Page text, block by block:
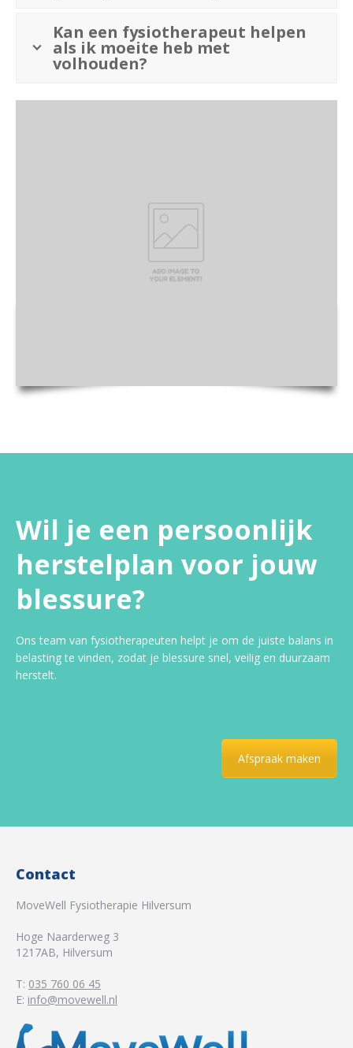
Kan een fysiotherapeut helpen
als ik moeite heb met
volhouden?
Wil je een persoonlijk
herstelplan voor jouw
blessure?
Ons team van fysiotherapeuten helpt je om de juiste balans in
belasting te vinden, zodat je blessure snel, veilig en duurzaam
herstelt.
Afspraak maken
Contact
MoveWell Fysiotherapie Hilversum
Hoge Naarderweg 3
1217AB, Hilversum
T: 035 760 06 45
E: info@movewell.nl